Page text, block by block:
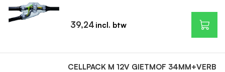
39,24
CELLPACK M 12V GIETMOF 34MM+VERB